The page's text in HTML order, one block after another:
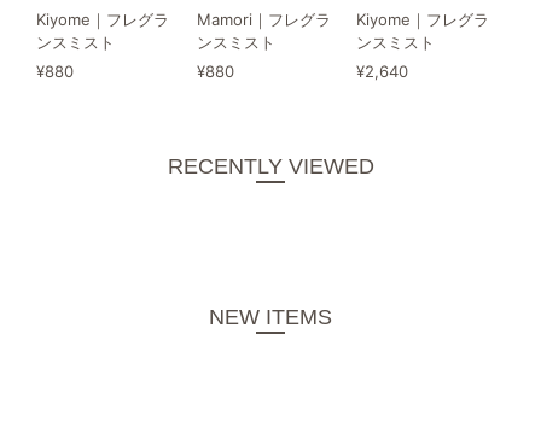
Kiyome｜フレグラ
ンスミスト
¥880
Mamori｜フレグラ
ンスミスト
¥880
Kiyome｜フレグラ
ンスミスト
¥2,640
RECENTLY VIEWED
NEW ITEMS